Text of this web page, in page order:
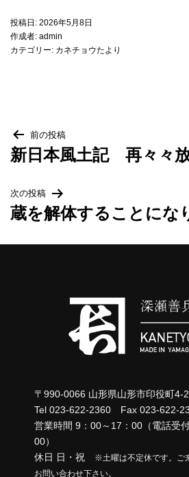
投稿日: 2026年5月8日
作成者: admin
カテゴリー: カネチョウたより
投
ナ
ビ
前の投稿
新日本風土記 再々々
次の投稿
蔵を解体することにな
〒990-0066 山形県山形市印役町4-
Tel 023-622-2360 Fax 023-622-
営業時間 9：00～17：00（電話受
00）
休日 日・祝
※土曜は不定休です。ご
お問い合わせ下さい。